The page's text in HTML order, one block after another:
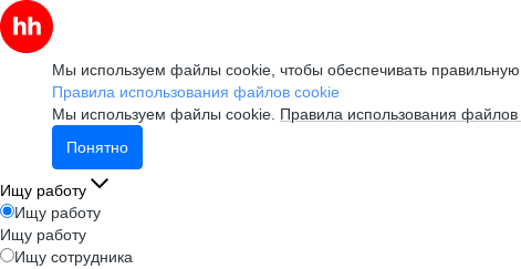
Мы используем файлы cookie, чтобы обеспечивать
Правила использования файлов cookie
Мы используем файлы cookie. Правила использования
Понятно
Ищу работу
Ищу работу
Ищу работу
Ищу сотрудника